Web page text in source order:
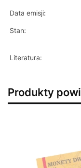
Data emisji:
Stan:
Literatura:
Produkty